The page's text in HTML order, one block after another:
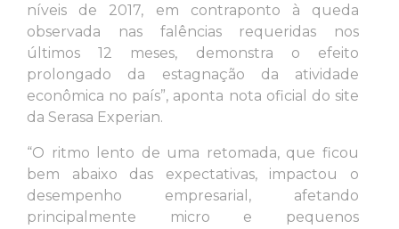
níveis de 2017, em contraponto à queda
observada nas falências requeridas nos
últimos 12 meses, demonstra o efeito
prolongado da estagnação da atividade
econômica no país”, aponta nota oficial do site
da Serasa Experian.
“O ritmo lento de uma retomada, que ficou
bem abaixo das expectativas, impactou o
desempenho empresarial, afetando
principalmente micro e pequenos